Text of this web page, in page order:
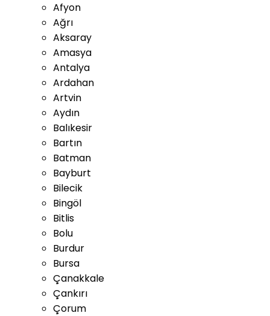
Afyon
Ağrı
Aksaray
Amasya
Antalya
Ardahan
Artvin
Aydın
Balıkesir
Bartın
Batman
Bayburt
Bilecik
Bingöl
Bitlis
Bolu
Burdur
Bursa
Çanakkale
Çankırı
Çorum